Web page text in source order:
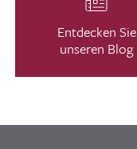
Entdecken Sie
unseren Blog